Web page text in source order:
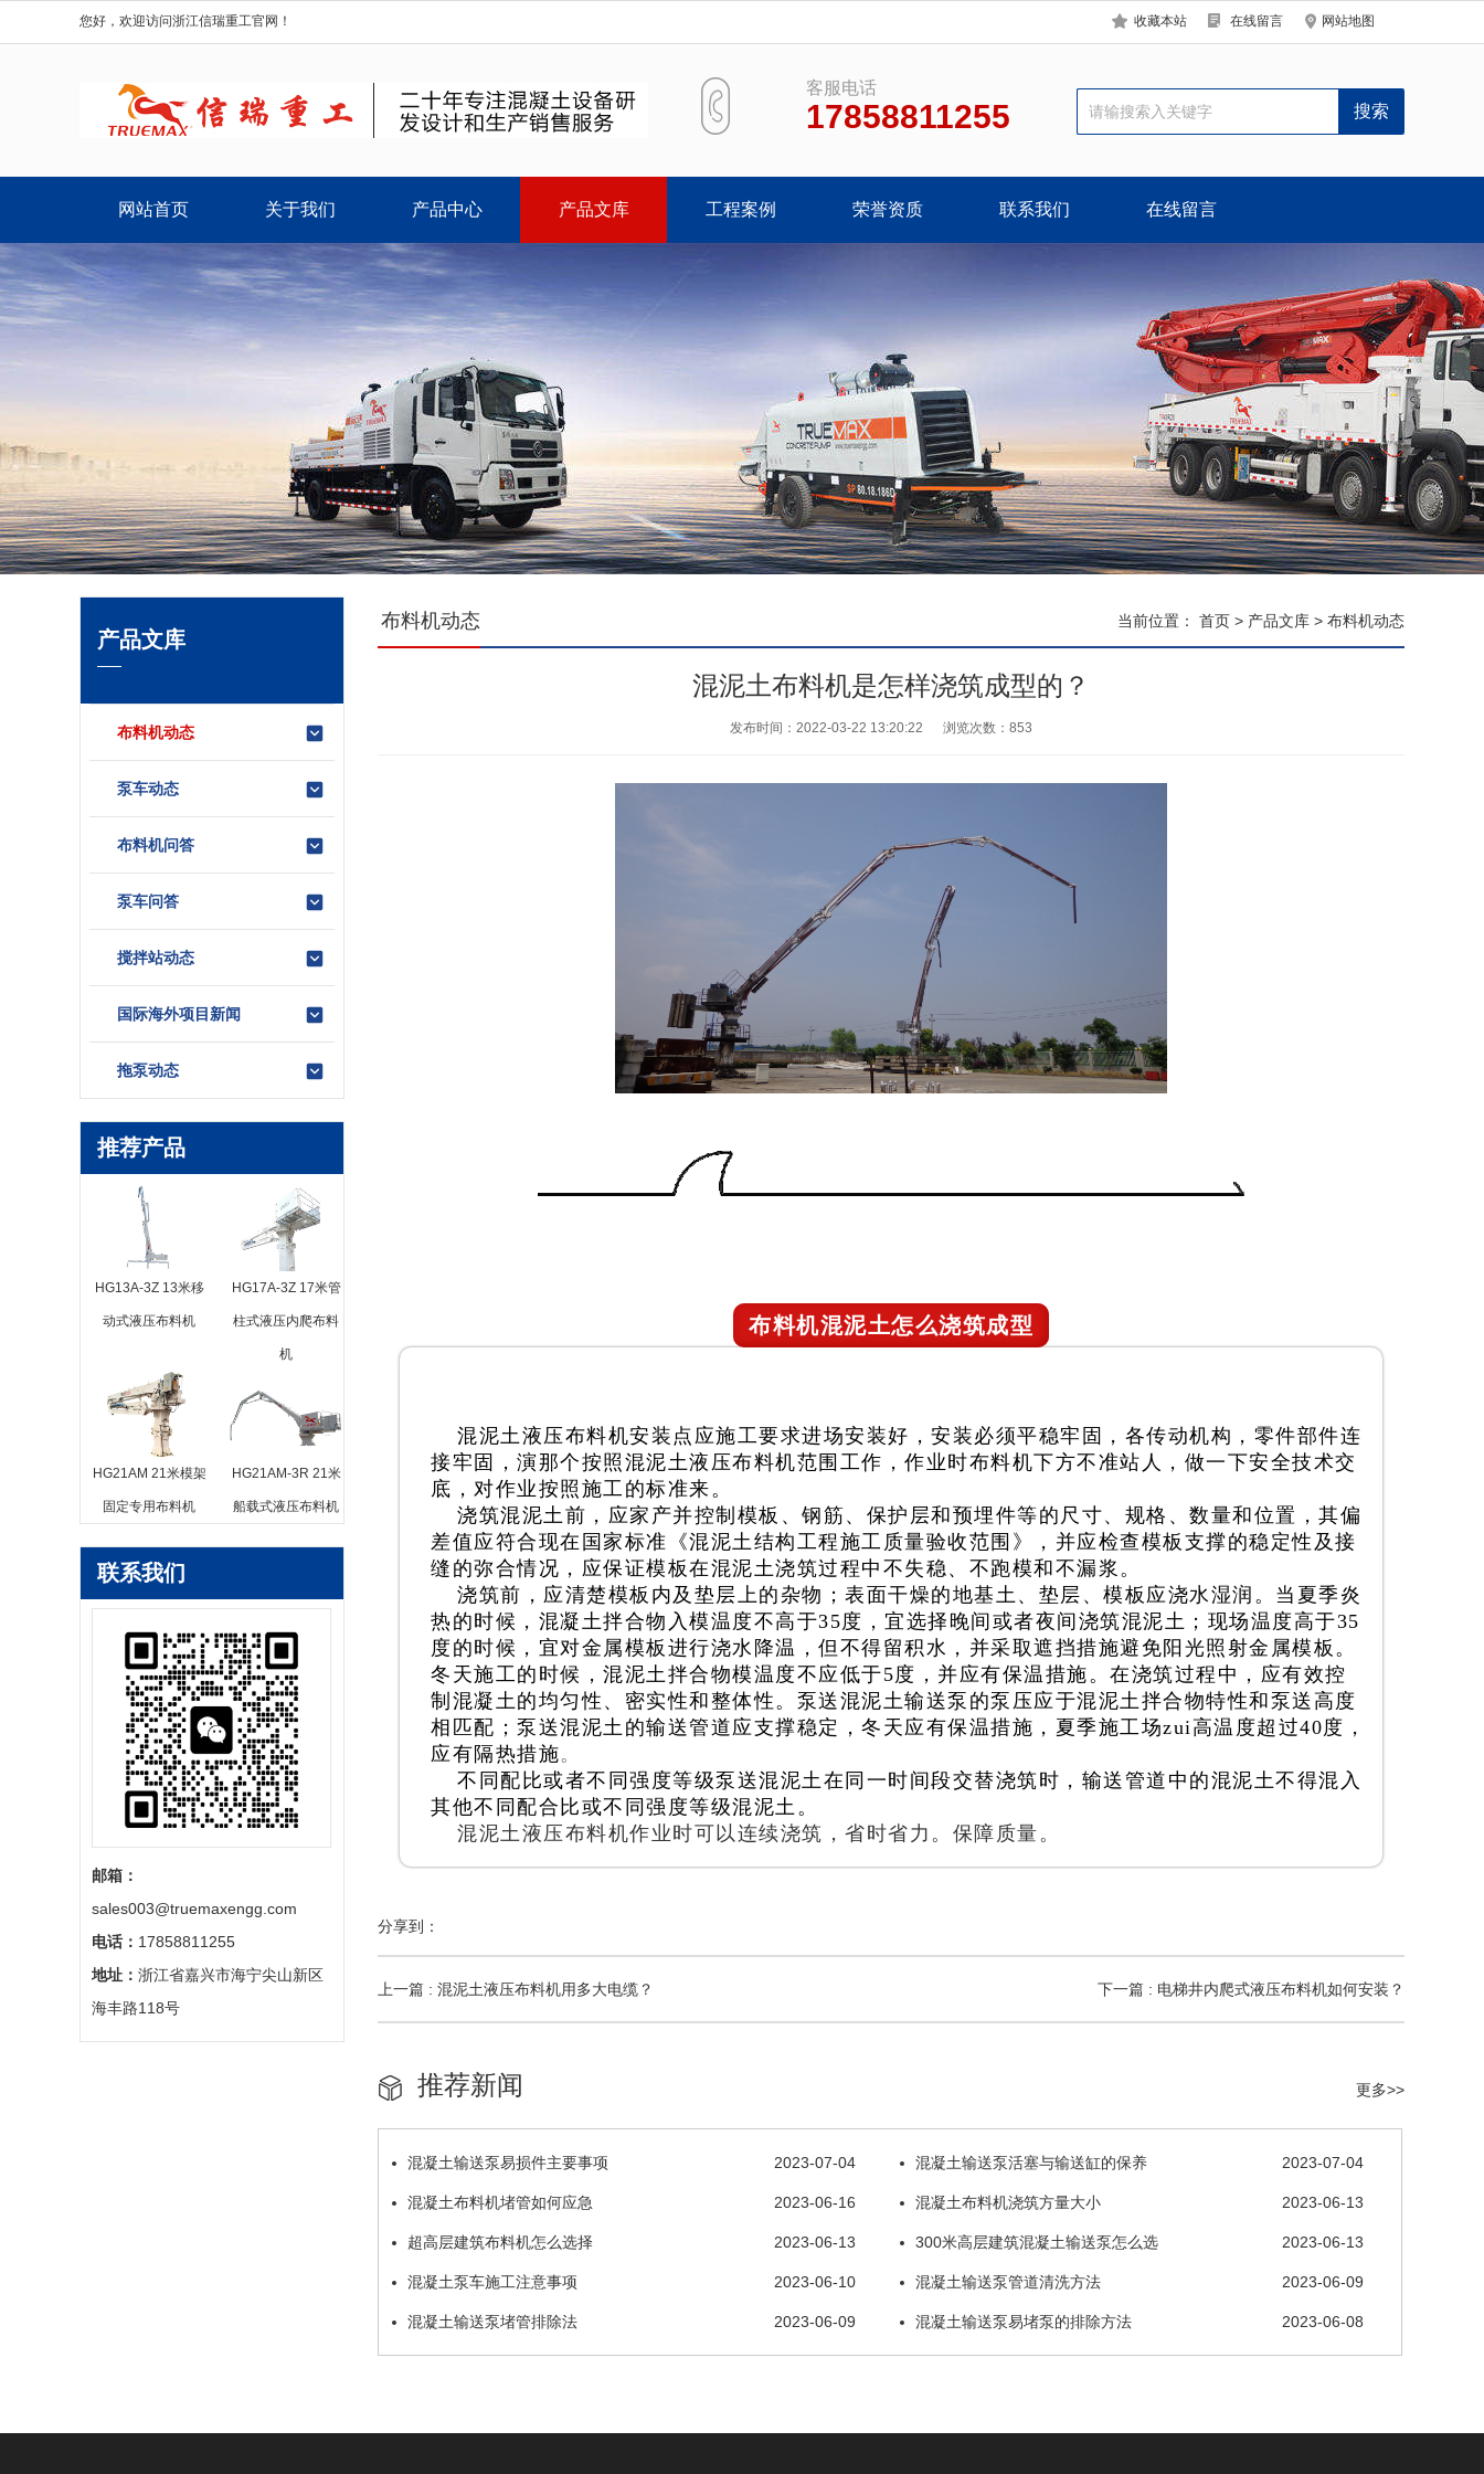
您好，欢迎访问浙江信瑞重工官网！ 收藏本站 在线留言 网站地图
客服电话
17858811255
网站首页 关于我们 产品中心 产品文库 工程案例 荣誉资质 联系我们 在线留言
产品文库
布料机动态
泵车动态
布料机问答
泵车问答
搅拌站动态
国际海外项目新闻
拖泵动态
推荐产品
HG13A-3Z 13米移
动式液压布料机
HG17A-3Z 17米管
柱式液压内爬布料
机
HG21AM 21米模架
固定专用布料机
HG21AM-3R 21米
船载式液压布料机
联系我们
邮箱：
sales003@truemaxengg.com
电话： 17858811255
地址： 浙江省嘉兴市海宁尖山新区
海丰路118号
当前位置： 首页 > 产品文库 > 布料机动态
布料机动态
混泥土布料机是怎样浇筑成型的？
发布时间：2022-03-22 13:20:22 浏览次数： 853
布料机混泥土怎么浇筑成型
混泥土液压布料机安装点应施工要求进场安装好，安装必须平稳牢固，各传动机构，零件部件连
接牢固，演那个按照混泥土液压布料机范围工作，作业时布料机下方不准站人，做一下安全技术交
底，对作业按照施工的标准来。
浇筑混泥土前，应家产并控制模板、钢筋、保护层和预埋件等的尺寸、规格、数量和位置，其偏
差值应符合现在国家标准《混泥土结构工程施工质量验收范围》，并应检查模板支撑的稳定性及接
缝的弥合情况，应保证模板在混泥土浇筑过程中不失稳、不跑模和不漏浆。
浇筑前，应清楚模板内及垫层上的杂物；表面干燥的地基土、垫层、模板应浇水湿润。当夏季炎
热的时候，混凝土拌合物入模温度不高于35度，宜选择晚间或者夜间浇筑混泥土；现场温度高于35
度的时候，宜对金属模板进行浇水降温，但不得留积水，并采取遮挡措施避免阳光照射金属模板。
冬天施工的时候，混泥土拌合物模温度不应低于5度，并应有保温措施。在浇筑过程中，应有效控
制混凝土的均匀性、密实性和整体性。泵送混泥土输送泵的泵压应于混泥土拌合物特性和泵送高度
相匹配；泵送混泥土的输送管道应支撑稳定，冬天应有保温措施，夏季施工场zui高温度超过40度，
应有隔热措施。
不同配比或者不同强度等级泵送混泥土在同一时间段交替浇筑时，输送管道中的混泥土不得混入
其他不同配合比或不同强度等级混泥土。
混泥土液压布料机作业时可以连续浇筑，省时省力。保障质量。
分享到：
上一篇 : 混泥土液压布料机用多大电缆？ 下一篇 : 电梯井内爬式液压布料机如何安装？
更多>>
推荐新闻
2023-07-04
混凝土输送泵易损件主要事项 2023-07-04
混凝土输送泵活塞与输送缸的保养
2023-06-16
混凝土布料机堵管如何应急 2023-06-13
混凝土布料机浇筑方量大小
2023-06-13
超高层建筑布料机怎么选择 2023-06-13
300米高层建筑混凝土输送泵怎么选
2023-06-10
混凝土泵车施工注意事项 2023-06-09
混凝土输送泵管道清洗方法
2023-06-09
混凝土输送泵堵管排除法 2023-06-08
混凝土输送泵易堵泵的排除方法